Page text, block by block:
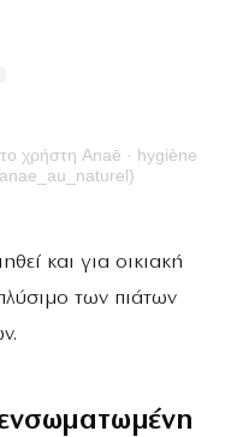
χρήστη Anaē · hygiène
και για οικιακή
των πιάτων